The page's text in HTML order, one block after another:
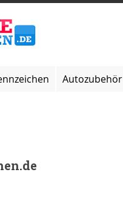
Autozubehör